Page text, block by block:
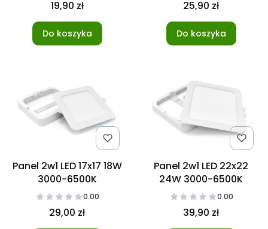
19,90 zł
Do koszyka
25,90 zł
Do koszyka
Panel 2w1 LED 17x17 18W
3000-6500K
0.00
29,00 zł
Panel 2w1 LED 22x22
24W 3000-6500K
0.00
39,90 zł